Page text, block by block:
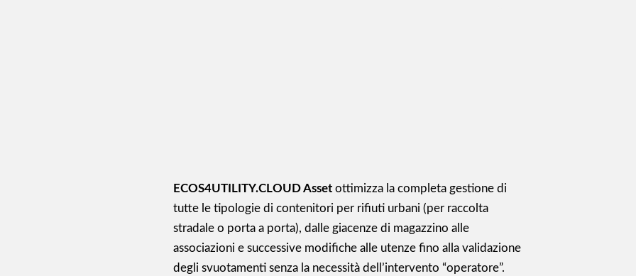
ECOS4UTILITY.CLOUD Asset ottimizza la completa gestione di
tutte le tipologie di contenitori per rifiuti urbani (per raccolta
stradale o porta a porta), dalle giacenze di magazzino alle
associazioni e successive modifiche alle utenze fino alla validazione
degli svuotamenti senza la necessità dell’intervento “operatore”.